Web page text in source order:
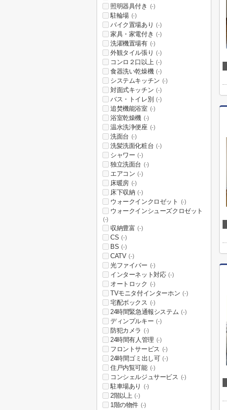
照明器具付き (-)
駐輪場 (-)
バイク置場あり (-)
家具・家電付き (-)
洗濯機置場有 (-)
外観タイル張り (-)
コンロ２口以上 (-)
食器洗い乾燥機 (-)
システムキッチン (-)
対面式キッチン (-)
バス・トイレ別 (-)
追焚機能浴室 (-)
浴室乾燥機 (-)
温水洗浄便座 (-)
洗面台 (-)
洗髪洗面化粧台 (-)
シャワー (-)
独立洗面台 (-)
エアコン (-)
床暖房 (-)
床下収納 (-)
ウォークインクロゼット (-)
ウォークインシューズクロゼット
(-)
収納豊富 (-)
CS (-)
BS (-)
CATV (-)
光ファイバー (-)
インターネット対応 (-)
オートロック (-)
TVモニタ付インターホン (-)
宅配ボックス (-)
24時間緊急通報システム (-)
ディンプルキー (-)
防犯カメラ (-)
24時間有人管理 (-)
フロントサービス (-)
24時間ゴミ出し可 (-)
住戸内覧可能 (-)
コンシェルジュサービス (-)
駐車場あり (-)
2階以上 (-)
1階の物件 (-)